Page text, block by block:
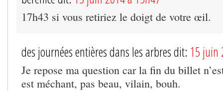
17h43 si vous retiriez le doigt de votre œil.
des journées entières dans les arbres dit: 15 juin
Je repose ma question car la fin du billet
est méchant, pas beau, vilain, bouh.